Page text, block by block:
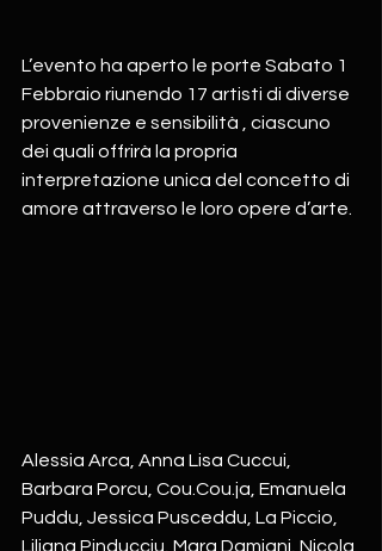
L’evento ha aperto le porte Sabato 1
Febbraio riunendo 17 artisti di diverse
provenienze e sensibilità , ciascuno
dei quali offrirà la propria
interpretazione unica del concetto di
amore attraverso le loro opere d’arte.
Alessia Arca, Anna Lisa Cuccui,
Barbara Porcu, Cou.Cou.ja, Emanuela
Puddu, Jessica Pusceddu, La Piccio,
Liliana Pinducciu, Mara Damiani, Nicola